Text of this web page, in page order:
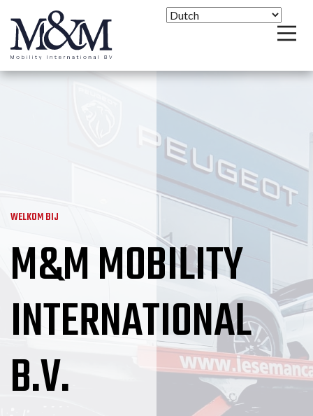
WELKOM BIJ
M&M MOBILITY
INTERNATIONAL
B.V.